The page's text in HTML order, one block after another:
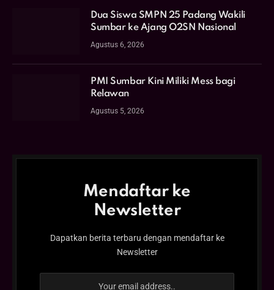
Dua Siswa SMPN 25 Padang Wakili
Sumbar ke Ajang O2SN Nasional
Agustus 6, 2026
PMI Sumbar Kini Miliki Mess bagi
Relawan
Agustus 5, 2026
Mendaftar ke
Newsletter
Dapatkan berita terbaru dengan mendaftar ke
Newsletter